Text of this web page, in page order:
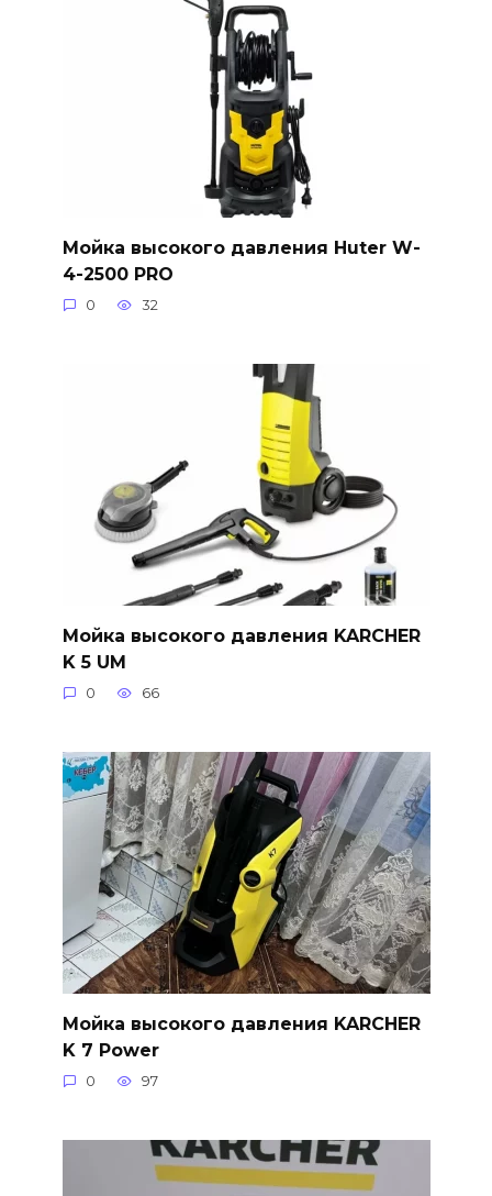
Мойка высокого давления Huter W-
4-2500 PRO
0 32
Мойка высокого давления KARCHER
K 5 UM
0 66
Мойка высокого давления KARCHER
K 7 Power
0 97